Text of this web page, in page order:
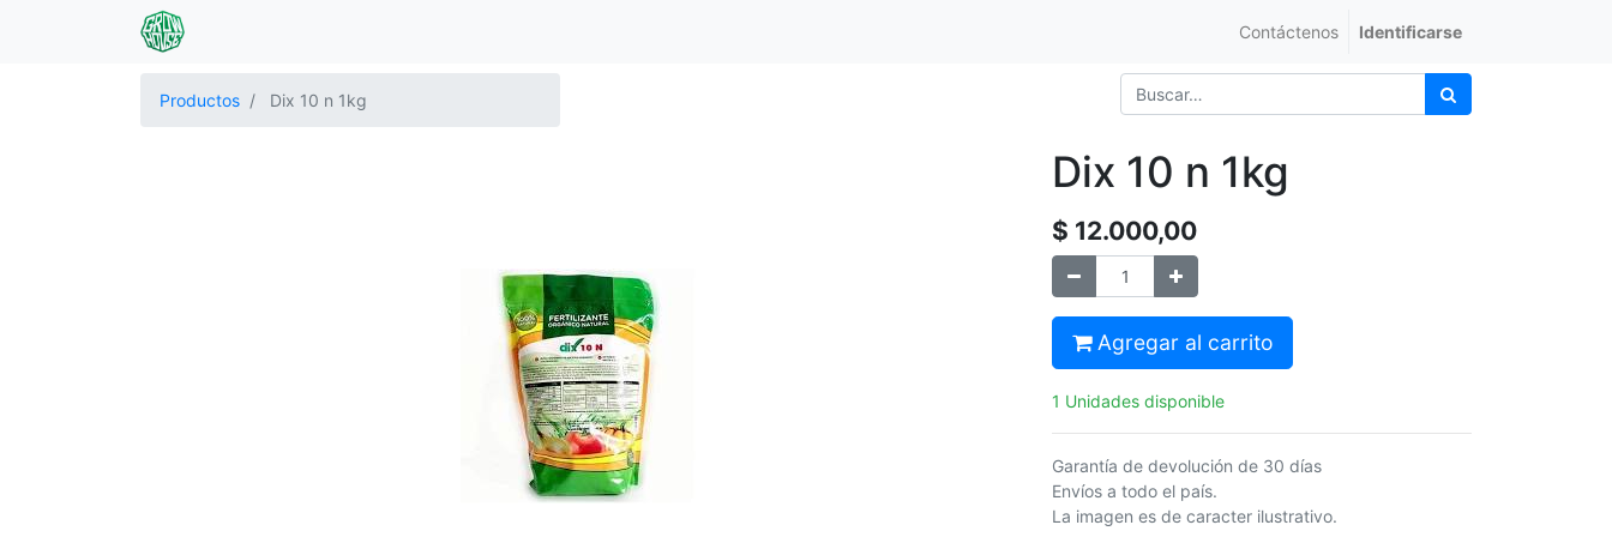
Contáctenos Identificarse
Productos Dix 10 n 1kg
Dix 10 n 1kg
$ 12.000,00
Agregar al carrito
1 Unidades disponible
Garantía de devolución de 30 días
Envíos a todo el país.
La imagen es de caracter ilustrativo.